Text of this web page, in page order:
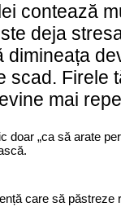
contează
deja
dimineața
scad. Firele
mai
doar „ca să arate
care să păstreze